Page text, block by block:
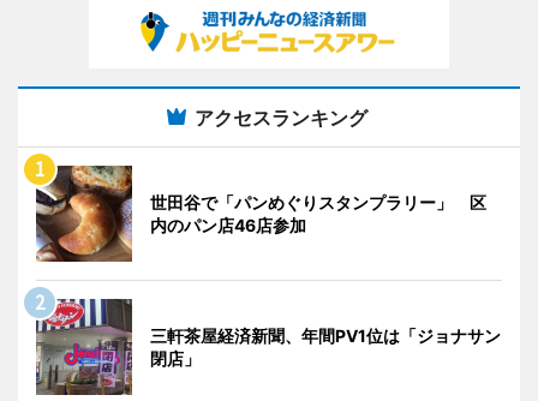
アクセスランキング
世田谷で「パンめぐりスタンプラリー」 区
内のパン店46店参加
三軒茶屋経済新聞、年間PV1位は「ジョナサン
閉店」